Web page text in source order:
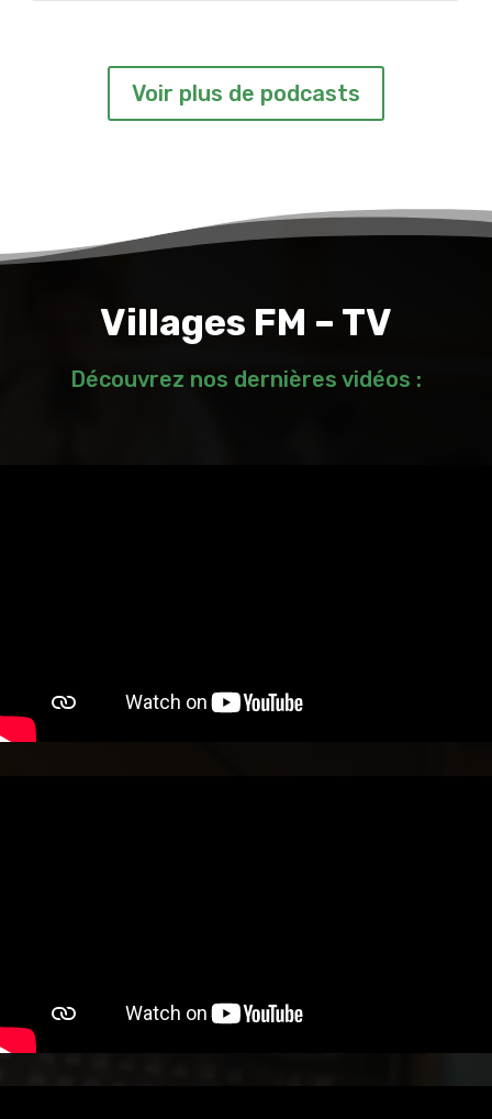
Voir plus de podcasts
Villages FM – TV
Découvrez nos dernières vidéos :